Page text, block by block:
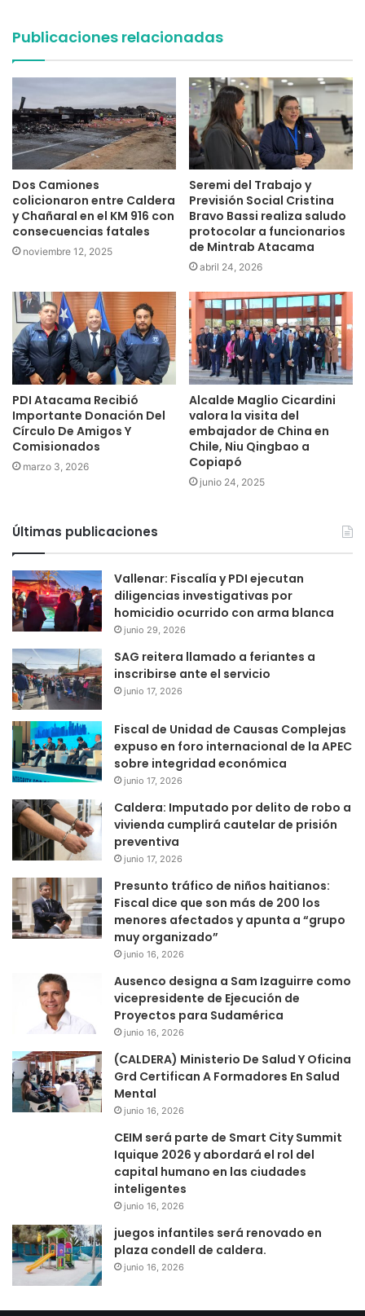
Publicaciones relacionadas
Dos Camiones
colicionaron entre Caldera
y Chañaral en el KM 916 con
consecuencias fatales
noviembre 12, 2025
Seremi del Trabajo y
Previsión Social Cristina
Bravo Bassi realiza saludo
protocolar a funcionarios
de Mintrab Atacama
abril 24, 2026
PDI Atacama Recibió
Importante Donación Del
Círculo De Amigos Y
Comisionados
marzo 3, 2026
Alcalde Maglio Cicardini
valora la visita del
embajador de China en
Chile, Niu Qingbao a
Copiapó
junio 24, 2025
Últimas publicaciones
Vallenar: Fiscalía y PDI ejecutan
diligencias investigativas por
homicidio ocurrido con arma blanca
junio 29, 2026
SAG reitera llamado a feriantes a
inscribirse ante el servicio
junio 17, 2026
Fiscal de Unidad de Causas Complejas
expuso en foro internacional de la APEC
sobre integridad económica
junio 17, 2026
Caldera: Imputado por delito de robo a
vivienda cumplirá cautelar de prisión
preventiva
junio 17, 2026
Presunto tráfico de niños haitianos:
Fiscal dice que son más de 200 los
menores afectados y apunta a “grupo
muy organizado”
junio 16, 2026
Ausenco designa a Sam Izaguirre como
vicepresidente de Ejecución de
Proyectos para Sudamérica
junio 16, 2026
(CALDERA) Ministerio De Salud Y Oficina
Grd Certifican A Formadores En Salud
Mental
junio 16, 2026
CEIM será parte de Smart City Summit
Iquique 2026 y abordará el rol del
capital humano en las ciudades
inteligentes
junio 16, 2026
juegos infantiles será renovado en
plaza condell de caldera.
junio 16, 2026